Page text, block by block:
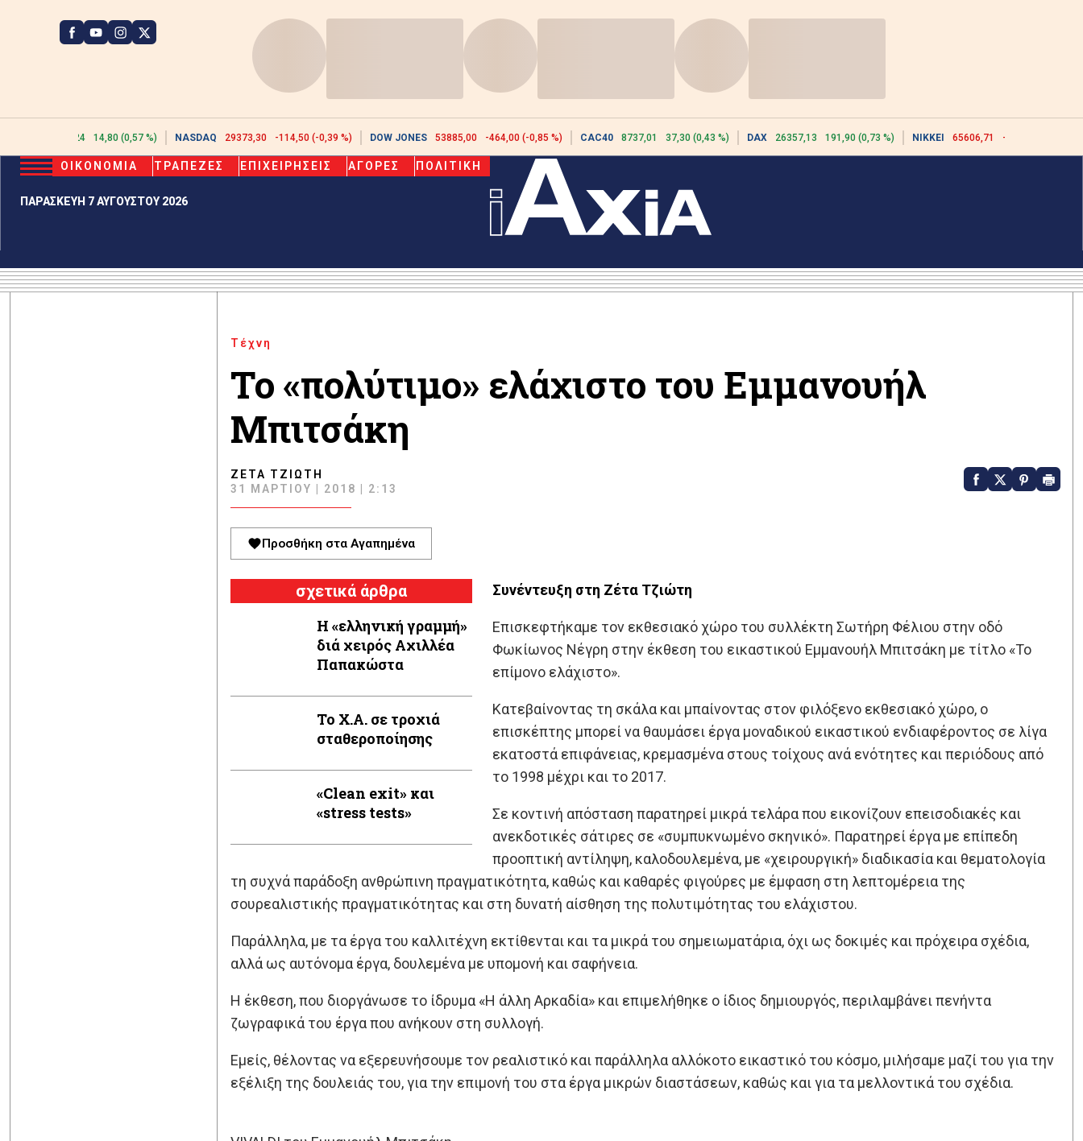
2623,24 14,80 (0,57 %) NASDAQ 29373,30 -114,50 (-0,39 %) DOW JONES 53885,00 -464,00 (-0,85 %) CAC40 8737,01 37,30 (0,43 %) DAX 26357,13 191,90 (0,73 %) NIKKEI 65606,71 -76,55 (-0,12 %)
ΠΑΡΑΣΚΕΥΗ 7 ΑΥΓΟΥΣΤΟΥ 2026
ΟΙΚΟΝΟΜΙΑ ΤΡΑΠΕΖΕΣ ΕΠΙΧΕΙΡΗΣΕΙΣ ΑΓΟΡΕΣ ΠΟΛΙΤΙΚΗ
Τέχνη
Το «πολύτιμο» ελάχιστο του Εμμανουήλ
Μπιτσάκη
ΖΈΤΑ ΤΖΙΏΤΗ
31 ΜΑΡΤΊΟΥ | 2018 | 2:13
Προσθήκη στα Αγαπημένα
σχετικά άρθρα
Η «ελληνική γραμμή»
διά χειρός Aχιλλέα
Παπακώστα
Το Χ.Α. σε τροχιά
σταθεροποίησης
«Clean exit» και
«stress tests»
Συνέντευξη στη Ζέτα Τζιώτη
Επισκεφτήκαμε τον εκθεσιακό χώρο του συλλέκτη Σωτήρη Φέλιου στην οδό
Φωκίωνος Νέγρη στην έκθεση του εικαστικού Εμμανουήλ Μπιτσάκη με τίτλο «Το
επίμονο ελάχιστο».
Κατεβαίνοντας τη σκάλα και μπαίνοντας στον φιλόξενο εκθεσιακό χώρο, ο
επισκέπτης μπορεί να θαυμάσει έργα μοναδικού εικαστικού ενδιαφέροντος σε λίγα
εκατοστά επιφάνειας, κρεμασμένα στους τοίχους ανά ενότητες και περιόδους από
το 1998 μέχρι και το 2017.
Σε κοντινή απόσταση παρατηρεί μικρά τελάρα που εικονίζουν επεισοδιακές και
ανεκδοτικές σάτιρες σε «συμπυκνωμένο σκηνικό». Παρατηρεί έργα με επίπεδη
προοπτική αντίληψη, καλοδουλεμένα, με «χειρουργική» διαδικασία και θεματολογία
τη συχνά παράδοξη ανθρώπινη πραγματικότητα, καθώς και καθαρές φιγούρες με έμφαση στη λεπτομέρεια της
σουρεαλιστικής πραγματικότητας και στη δυνατή αίσθηση της πολυτιμότητας του ελάχιστου.
Παράλληλα, με τα έργα του καλλιτέχνη εκτίθενται και τα μικρά του σημειωματάρια, όχι ως δοκιμές και πρόχειρα σχέδια,
αλλά ως αυτόνομα έργα, δουλεμένα με υπομονή και σαφήνεια.
Η έκθεση, που διοργάνωσε το ίδρυμα «Η άλλη Αρκαδία» και επιμελήθηκε ο ίδιος δημιουργός, περιλαμβάνει πενήντα
ζωγραφικά του έργα που ανήκουν στη συλλογή.
Εμείς, θέλοντας να εξερευνήσουμε τον ρεαλιστικό και παράλληλα αλλόκοτο εικαστικό του κόσμο, μιλήσαμε μαζί του για την
εξέλιξη της δουλειάς του, για την επιμονή του στα έργα μικρών διαστάσεων, καθώς και για τα μελλοντικά του σχέδια.